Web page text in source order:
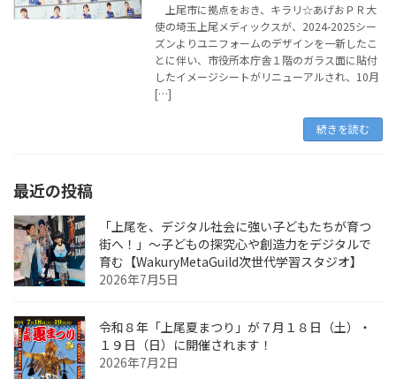
上尾市に拠点をおき、キラリ☆あげおＰＲ大
使の埼玉上尾メディックスが、2024-2025シー
ズンよりユニフォームのデザインを一新したこ
とに伴い、市役所本庁舎１階のガラス面に貼付
したイメージシートがリニューアルされ、10月
[…]
続きを読む
最近の投稿
「上尾を、デジタル社会に強い子どもたちが育つ
街へ！」〜子どもの探究心や創造力をデジタルで
育む【WakuryMetaGuild次世代学習スタジオ】
2026年7月5日
令和８年「上尾夏まつり」が７月１８日（土）・
１９日（日）に開催されます！
2026年7月2日